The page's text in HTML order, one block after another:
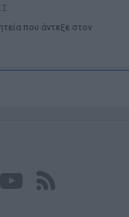
που άντεξε στον